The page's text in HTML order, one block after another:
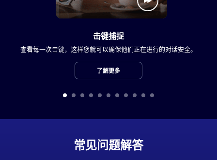
击键捕捉
查看每一次击键，这样您就可以确保他们正在进行的对话安全。
了解更多
常见问题解答